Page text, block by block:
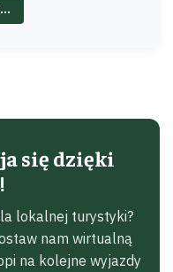
się dzięki
lokalnej turystyki?
nam wirtualną
na kolejne wyjazdy